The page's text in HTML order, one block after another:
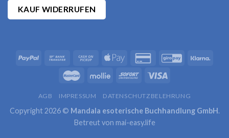
KAUF WIDERRUFEN
AGB IMPRESSUM DATENSCHUTZBELEHRUNG
Copyright 2026 © Mandala esoterische Buchhandlung GmbH.
Betreut von mai-easy.life